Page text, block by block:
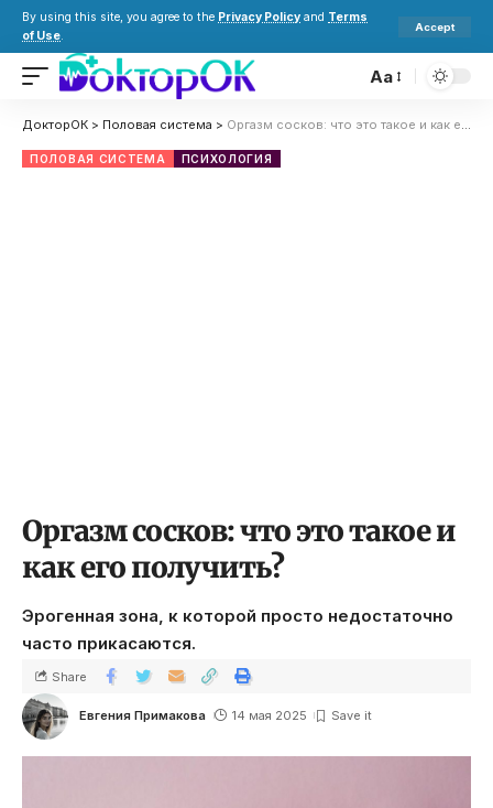
By using this site, you agree to the Privacy Policy and Terms
of Use.
Accept
Aa
ДокторОК > Половая система > Оргазм сосков: что это такое и как его получить?
ПОЛОВАЯ СИСТЕМА ПСИХОЛОГИЯ
Оргазм сосков: что это такое и
как его получить?
Эрогенная зона, к которой просто недостаточно
часто прикасаются.
Евгения Примакова 14 мая 2025
Share